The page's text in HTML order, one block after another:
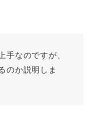
手なのですが、
のか説明しま